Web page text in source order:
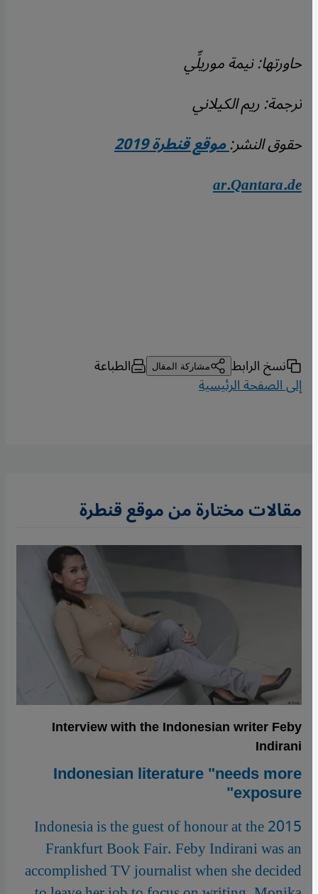
حاورتها: نيمة موريلِّي
ترجمة: ريم الكيلاني
حقوق النشر:موقع قنطرة 2019
ar.Qantara.de
نسخ الرابط مشاركة المقال الطباعة
إلى الصفحة الرئيسية
مقالات مختارة من موقع قنطرة
Interview with the Indonesian writer Feby
Indirani
Indonesian literature "needs more
exposure"
Indonesia is the guest of honour at the 2015
Frankfurt Book Fair. Feby Indirani was an
accomplished TV journalist when she decided